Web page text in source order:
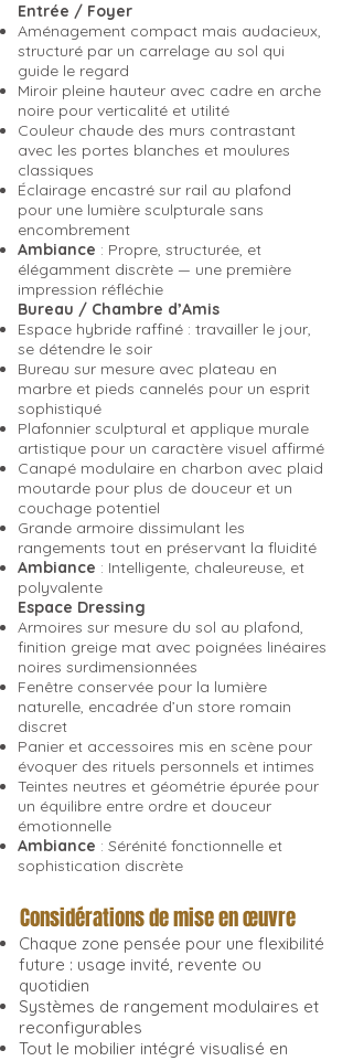
Entrée / Foyer
Aménagement compact mais audacieux,
structuré par un carrelage au sol qui
guide le regard
Miroir pleine hauteur avec cadre en arche
noire pour verticalité et utilité
Couleur chaude des murs contrastant
avec les portes blanches et moulures
classiques
Éclairage encastré sur rail au plafond
pour une lumière sculpturale sans
encombrement
Ambiance : Propre, structurée, et
élégamment discrète — une première
impression réfléchie
Bureau / Chambre d’Amis
Espace hybride raffiné : travailler le jour,
se détendre le soir
Bureau sur mesure avec plateau en
marbre et pieds cannelés pour un esprit
sophistiqué
Plafonnier sculptural et applique murale
artistique pour un caractère visuel affirmé
Canapé modulaire en charbon avec plaid
moutarde pour plus de douceur et un
couchage potentiel
Grande armoire dissimulant les
rangements tout en préservant la fluidité
Ambiance : Intelligente, chaleureuse, et
polyvalente
Espace Dressing
Armoires sur mesure du sol au plafond,
finition greige mat avec poignées linéaires
noires surdimensionnées
Fenêtre conservée pour la lumière
naturelle, encadrée d’un store romain
discret
Panier et accessoires mis en scène pour
évoquer des rituels personnels et intimes
Teintes neutres et géométrie épurée pour
un équilibre entre ordre et douceur
émotionnelle
Ambiance : Sérénité fonctionnelle et
sophistication discrète
Considérations de mise en œuvre
Chaque zone pensée pour une flexibilité
future : usage invité, revente ou
quotidien
Systèmes de rangement modulaires et
reconfigurables
Tout le mobilier intégré visualisé en